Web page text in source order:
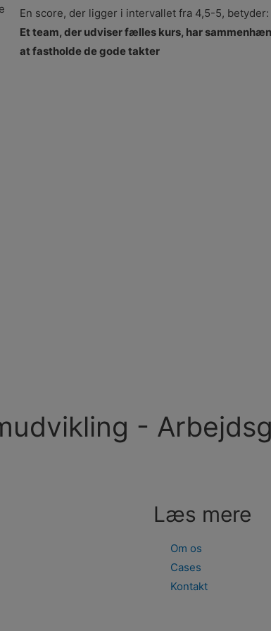
En score, der ligger i intervallet fra 4,5-5, betyder:
Et team, der udviser fælles kurs, har
at fastholde de gode takter
-
Læs mere
Om os
Cases
Kontakt